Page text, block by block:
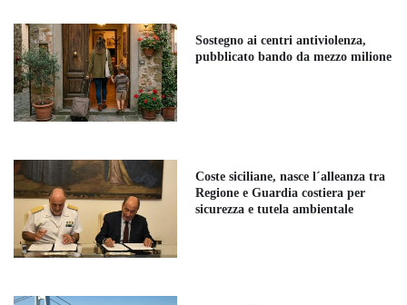
Sostegno ai centri antiviolenza,
pubblicato bando da mezzo milione
Coste siciliane, nasce l´alleanza tra
Regione e Guardia costiera per
sicurezza e tutela ambientale